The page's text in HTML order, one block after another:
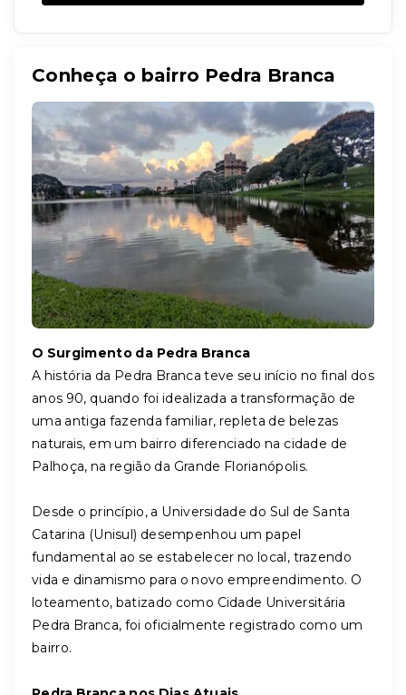
Conheça o bairro Pedra Branca
O Surgimento da Pedra Branca
A história da Pedra Branca teve seu início no final dos
anos 90, quando foi idealizada a transformação de
uma antiga fazenda familiar, repleta de belezas
naturais, em um bairro diferenciado na cidade de
Palhoça, na região da Grande Florianópolis.
Desde o princípio, a Universidade do Sul de Santa
Catarina (Unisul) desempenhou um papel
fundamental ao se estabelecer no local, trazendo
vida e dinamismo para o novo empreendimento. O
loteamento, batizado como Cidade Universitária
Pedra Branca, foi oficialmente registrado como um
bairro.